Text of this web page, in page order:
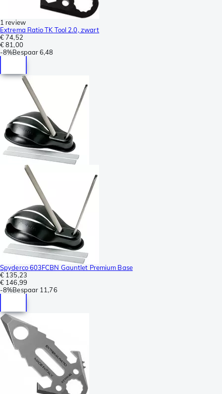
1 review
Extrema Ratio TK Tool 2.0, zwart
€ 74,52
€ 81,00
-8%Bespaar6,48
Spyderco 603FCBN Gauntlet Premium Base
€ 135,23
€ 146,99
-8%Bespaar 11,76